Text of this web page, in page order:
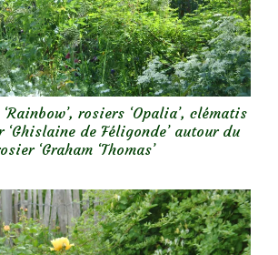
rosiers ‘Opalia’, clématis
de Féligonde’ autour du
‘Graham ‘Thomas’